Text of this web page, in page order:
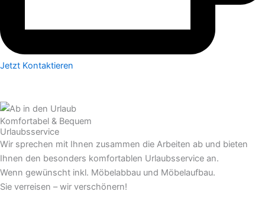
Jetzt Kontaktieren
Komfortabel & Bequem
Urlaubsservice
Wir sprechen mit Ihnen zusammen die Arbeiten ab und bieten
Ihnen den besonders komfortablen Urlaubsservice an.
Wenn gewünscht inkl. Möbelabbau und Möbelaufbau.
Sie verreisen – wir verschönern!